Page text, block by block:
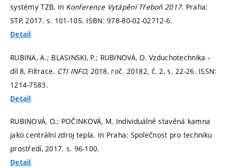
systémy TZB. In Konference Vytápění Třeboň 2017. Praha:
STP, 2017.s. 101-105. ISBN: 978-80-02-02712-6.
Detail
RUBINA, A.; BLASINSKI, P.; RUBINOVÁ, O. Vzduchotechnika -
díl 8, Filtrace. CTI INFO, 2018, roč. 20182, č. 2,s. 22-26. ISSN:
1214-7583.
Detail
RUBINOVÁ, O.; POČINKOVÁ, M. Individuálně stavěná kamna
jako centrální zdroj tepla. In Praha: Společnost pro techniku
prostředí, 2017. s. 96-100.
Detail